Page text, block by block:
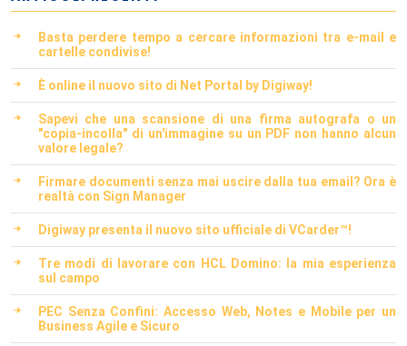
Basta perdere tempo a cercare informazioni tra e-mail e
cartelle condivise!
È online il nuovo sito di Net Portal by Digiway!
Sapevi che una scansione di una firma autografa o un
"copia-incolla" di un'immagine su un PDF non hanno alcun
valore legale?
Firmare documenti senza mai uscire dalla tua email? Ora è
realtà con Sign Manager
Digiway presenta il nuovo sito ufficiale di VCarder™!
Tre modi di lavorare con HCL Domino: la mia esperienza
sul campo
PEC Senza Confini: Accesso Web, Notes e Mobile per un
Business Agile e Sicuro